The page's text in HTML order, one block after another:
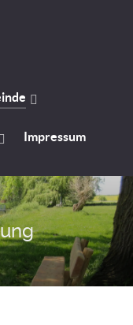
Impressum